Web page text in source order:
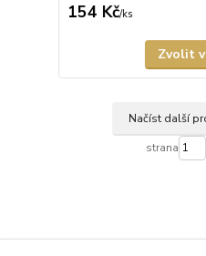
154 Kč/ks
Zvolit
Načíst další
strana